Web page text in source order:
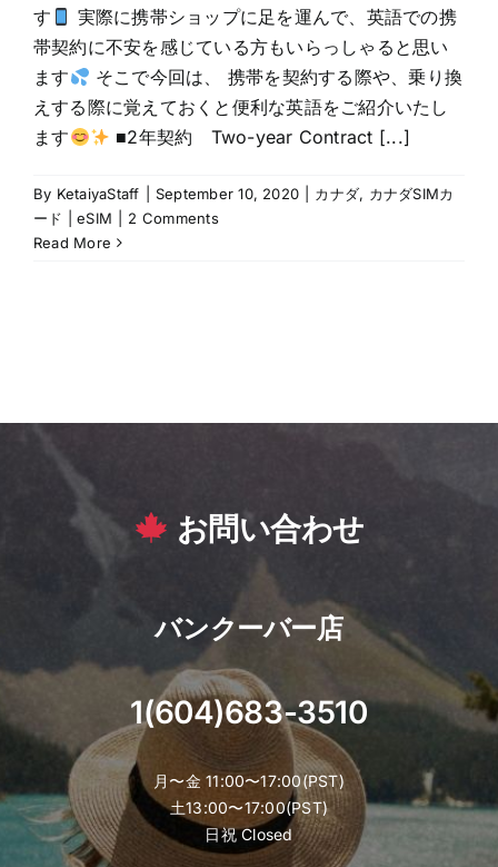
す
実際に携帯ショップに足を運んで、英語での携
帯契約に不安を感じている方もいらっしゃると思い
ます
そこで今回は、 携帯を契約する際や、乗り換
えする際に覚えておくと便利な英語をご紹介いたし
ます
■2年契約 Two-year Contract [...]
By KetaiyaStaff September 10, 2020 カナダ, カナダSIMカ
ード | eSIM
2 Comments
Read More
お問い合わせ
バンクーバー店
1(604)683-3510
月〜金 11:00〜17:00(PST)
土13:00〜17:00(PST)
日祝 Closed